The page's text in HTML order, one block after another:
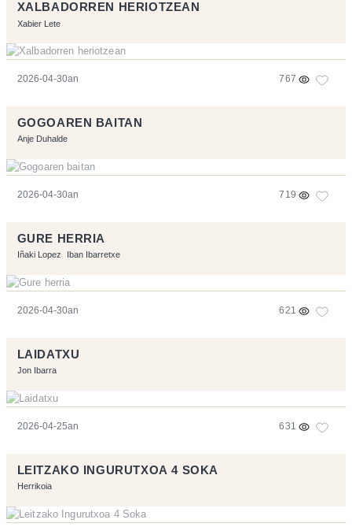
XALBADORREN HERIOTZEAN
Xabier Lete
2026-04-30an 767
GOGOAREN BAITAN
Anje Duhalde
2026-04-30an 719
GURE HERRIA
Iñaki Lopez Iban Ibarretxe
2026-04-30an 621
LAIDATXU
Jon Ibarra
2026-04-25an 631
LEITZAKO INGURUTXOA 4 SOKA
Herrikoia